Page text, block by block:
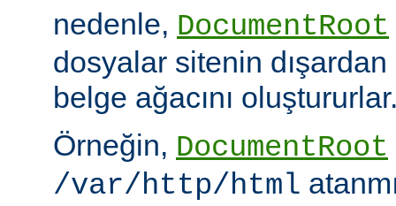
nedenle, DocumentRoot
dosyalar sitenin
belge ağacını
Örneğin, DocumentRoot
/var/http/html